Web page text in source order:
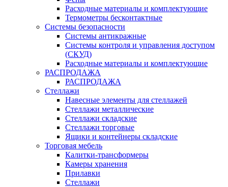
Расходные материалы и комплектующие
Термометры бесконтактные
Системы безопасности
Системы антикражные
Системы контроля и управления доступом
(СКУД)
Расходные материалы и комплектующие
РАСПРОДАЖА
РАСПРОДАЖА
Стеллажи
Навесные элементы для стеллажей
Стеллажи металлические
Стеллажи складские
Стеллажи торговые
Ящики и контейнеры складские
Торговая мебель
Калитки-трансформеры
Камеры хранения
Прилавки
Стеллажи